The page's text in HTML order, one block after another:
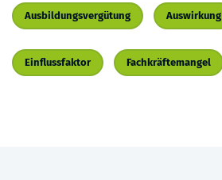
Ausbildungsvergütung Auswirkung
Einflussfaktor Fachkräftemangel